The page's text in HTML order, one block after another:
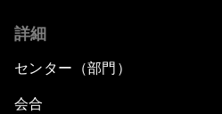
詳細
センター（部門）
会合